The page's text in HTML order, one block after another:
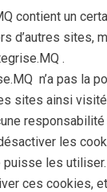
contient un
d’autres sites,
.
n’a pas la
sites ainsi
les
les
ces cookies,